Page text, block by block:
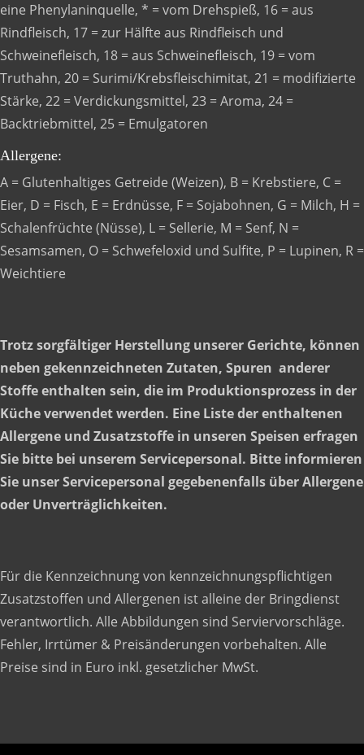
eine Phenylaninquelle, * = vom Drehspieß, 16 = aus
Rindfleisch, 17 = zur Hälfte aus Rindfleisch und
Schweinefleisch, 18 = aus Schweinefleisch, 19 = vom
Truthahn, 20 = Surimi/Krebsfleischimitat, 21 = modifizierte
Stärke, 22 = Verdickungsmittel, 23 = Aroma, 24 =
Backtriebmittel, 25 = Emulgatoren
Allergene:
A = Glutenhaltiges Getreide (Weizen), B = Krebstiere, C =
Eier, D = Fisch, E = Erdnüsse, F = Sojabohnen, G = Milch, H =
Schalenfrüchte (Nüsse), L = Sellerie, M = Senf, N =
Sesamsamen, O = Schwefeloxid und Sulfite, P = Lupinen, R =
Weichtiere
Trotz sorgfältiger Herstellung unserer Gerichte, können
neben gekennzeichneten Zutaten, Spuren anderer
Stoffe enthalten sein, die im Produktionsprozess in der
Küche verwendet werden. Eine Liste der enthaltenen
Allergene und Zusatzstoffe in unseren Speisen erfragen
Sie bitte bei unserem Servicepersonal. Bitte informieren
Sie unser Servicepersonal gegebenenfalls über Allergene
oder Unverträglichkeiten.
Für die Kennzeichnung von kennzeichnungspflichtigen
Zusatzstoffen und Allergenen ist alleine der Bringdienst
verantwortlich. Alle Abbildungen sind Serviervorschläge.
Fehler, Irrtümer & Preisänderungen vorbehalten. Alle
Preise sind in Euro inkl. gesetzlicher MwSt.